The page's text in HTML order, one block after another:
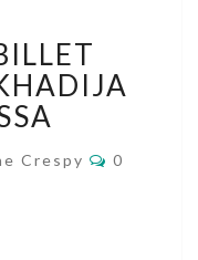
Crespy
0